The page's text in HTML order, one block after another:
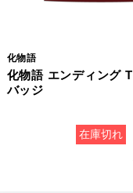
化物語
化物語 エンディング
バッジ
在庫切れ